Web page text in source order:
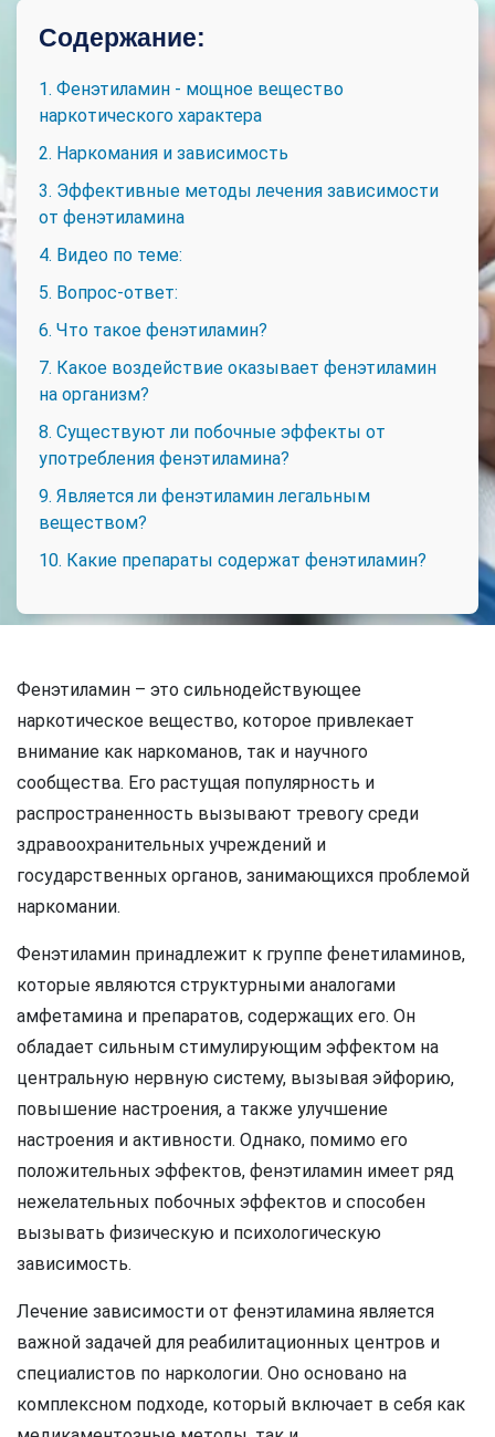
Содержание:
1. Фенэтиламин - мощное вещество
наркотического характера
2. Наркомания и зависимость
3. Эффективные методы лечения зависимости
от фенэтиламина
4. Видео по теме:
5. Вопрос-ответ:
6. Что такое фенэтиламин?
7. Какое воздействие оказывает фенэтиламин
на организм?
8. Существуют ли побочные эффекты от
употребления фенэтиламина?
9. Является ли фенэтиламин легальным
веществом?
10. Какие препараты содержат фенэтиламин?
Фенэтиламин – это сильнодействующее
наркотическое вещество, которое привлекает
внимание как наркоманов, так и научного
сообщества. Его растущая популярность и
распространенность вызывают тревогу среди
здравоохранительных учреждений и
государственных органов, занимающихся проблемой
наркомании.
Фенэтиламин принадлежит к группе фенетиламинов,
которые являются структурными аналогами
амфетамина и препаратов, содержащих его. Он
обладает сильным стимулирующим эффектом на
центральную нервную систему, вызывая эйфорию,
повышение настроения, а также улучшение
настроения и активности. Однако, помимо его
положительных эффектов, фенэтиламин имеет ряд
нежелательных побочных эффектов и способен
вызывать физическую и психологическую
зависимость.
Лечение зависимости от фенэтиламина является
важной задачей для реабилитационных центров и
специалистов по наркологии. Оно основано на
комплексном подходе, который включает в себя как